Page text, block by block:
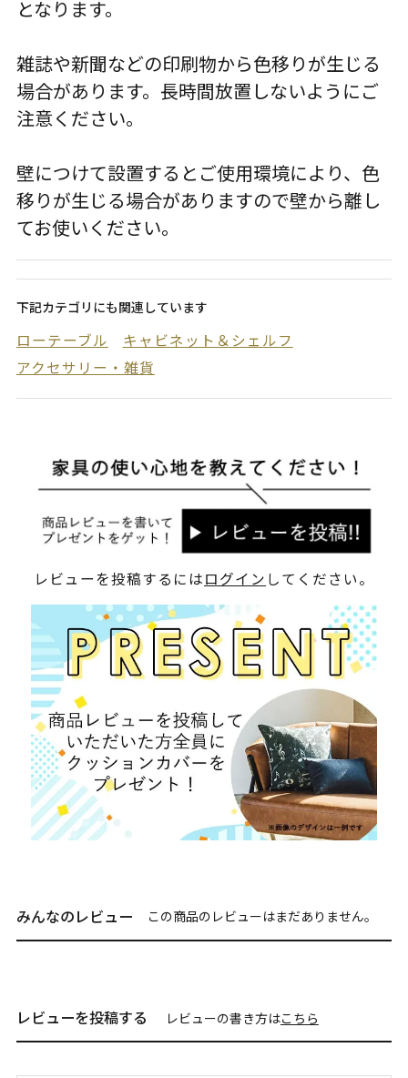
となります。
雑誌や新聞などの印刷物から色移りが生じる
場合があります。長時間放置しないようにご
注意ください。
壁につけて設置するとご使用環境により、色
移りが生じる場合がありますので壁から離し
てお使いください。
下記カテゴリにも関連しています
ローテーブル
キャビネット＆シェルフ
アクセサリー・雑貨
レビューを投稿するにはログイン してください。
みんなのレビュー この商品のレビューはまだありません。
レビューを投稿する レビューの書き方はこちら